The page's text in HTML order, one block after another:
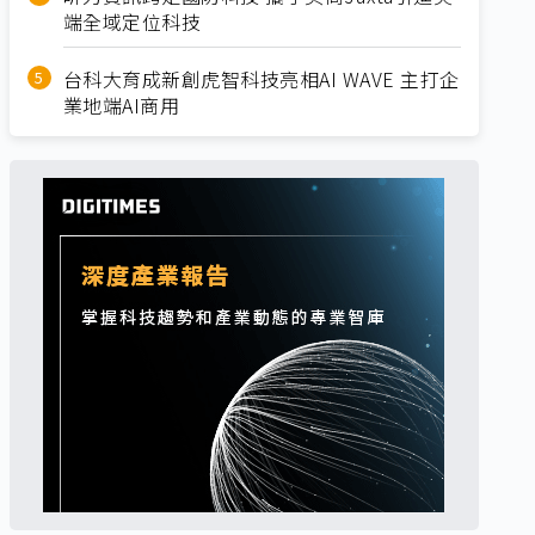
端全域定位科技
台科大育成新創虎智科技亮相AI WAVE 主打企
業地端AI商用